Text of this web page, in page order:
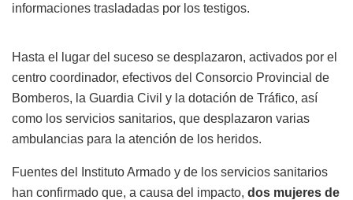
informaciones trasladadas por los testigos.
Hasta el lugar del suceso se desplazaron, activados por el
centro coordinador, efectivos del Consorcio Provincial de
Bomberos, la Guardia Civil y la dotación de Tráfico, así
como los servicios sanitarios, que desplazaron varias
ambulancias para la atención de los heridos.
Fuentes del Instituto Armado y de los servicios sanitarios
han confirmado que, a causa del impacto, dos mujeres de